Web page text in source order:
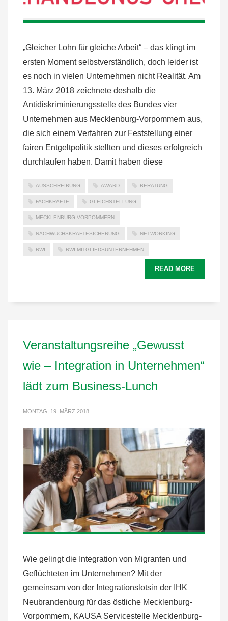
„Gleicher Lohn für gleiche Arbeit“ – das klingt im
ersten Moment selbstverständlich, doch leider ist
es noch in vielen Unternehmen nicht Realität. Am
13. März 2018 zeichnete deshalb die
Antidiskriminierungsstelle des Bundes vier
Unternehmen aus Mecklenburg-Vorpommern aus,
die sich einem Verfahren zur Feststellung einer
fairen Entgeltpolitik stellten und dieses erfolgreich
durchlaufen haben. Damit haben diese
AUSSCHREIBUNG AWARD BERATUNG
FACHKRÄFTE GLEICHSTELLUNG
MECKLENBURG-VORPOMMERN
NACHWUCHSKRÄFTESICHERUNG NETWORKING
RWI RWI-MITGLIEDSUNTERNEHMEN
READ MORE
Veranstaltungsreihe „Gewusst
wie – Integration in Unternehmen“
lädt zum Business-Lunch
MONTAG, 19. MÄRZ 2018
Wie gelingt die Integration von Migranten und
Geflüchteten im Unternehmen? Mit der
gemeinsam von der Integrationslotsin der IHK
Neubrandenburg für das östliche Mecklenburg-
Vorpommern, KAUSA Servicestelle Mecklenburg-